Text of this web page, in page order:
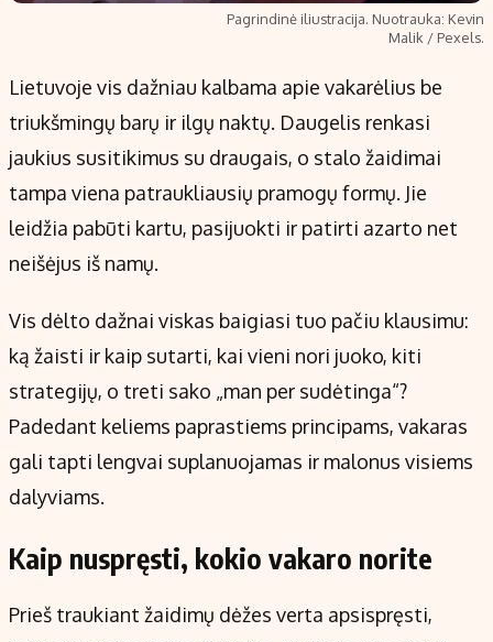
Turinio žymėjimo taisyklės
Kontaktai
Regionų naujienos
Indėlių palūkanos
Pagrindinė iliustracija. Nuotrauka: Kevin
Malik / Pexels.
Lietuvoje vis dažniau kalbama apie vakarėlius be
triukšmingų barų ir ilgų naktų. Daugelis renkasi
jaukius susitikimus su draugais, o stalo žaidimai
tampa viena patraukliausių pramogų formų. Jie
leidžia pabūti kartu, pasijuokti ir patirti azarto net
neišėjus iš namų.
Vis dėlto dažnai viskas baigiasi tuo pačiu klausimu:
ką žaisti ir kaip sutarti, kai vieni nori juoko, kiti
strategijų, o treti sako „man per sudėtinga“?
Padedant keliems paprastiems principams, vakaras
gali tapti lengvai suplanuojamas ir malonus visiems
dalyviams.
Kaip nuspręsti, kokio vakaro norite
Prieš traukiant žaidimų dėžes verta apsispręsti,